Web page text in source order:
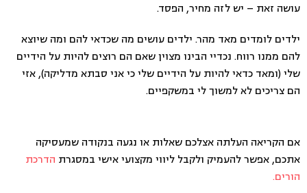
עושה זאת – יש לזה מחיר, הפסד.
ילדים לומדים מאד מהר. ילדים עושים מה שכדאי להם ומה שיוצא
להם ממנו רווח. נכדיי הבינו מצוין שאם הם רוצים להיות על הידיים
שלי (ומאד כדאי להיות על הידיים שלי כי אני סבתא מדליקה), אזי
הם צריכים לא למשוך לי במשקפיים.
אם הקריאה העלתה אצלכם שאלות או נגעה בנקודה שמעסיקה
אתכם, אפשר להעמיק ולקבל ליווי מקצועי אישי במסגרת הדרכת
הורים.